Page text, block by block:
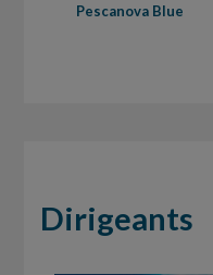
Pescanova Blue
Dirigeants